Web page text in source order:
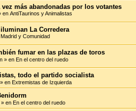
más abandonadas por los votantes
en AntiTaurinos y Animalistas
La Corredera
Madrid y Comunidad
fumar en las plazas de toros
» en En el centro del ruedo
todo el partido socialista
» en Extremistas de Izquierda
» en En el centro del ruedo